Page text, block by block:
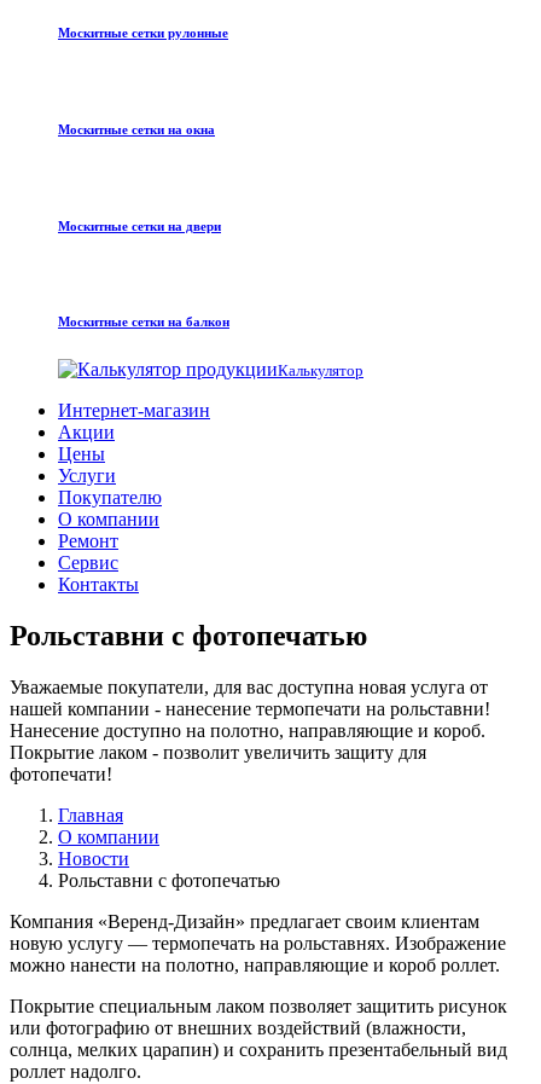
Москитные сетки рулонные
Москитные сетки на окна
Москитные сетки на двери
Москитные сетки на балкон
Калькулятор
Интернет-магазин
Акции
Цены
Услуги
Покупателю
О компании
Ремонт
Сервис
Контакты
Рольставни с фотопечатью
Уважаемые покупатели, для вас доступна новая услуга от
нашей компании - нанесение термопечати на рольставни!
Нанесение доступно на полотно, направляющие и короб.
Покрытие лаком - позволит увеличить защиту для
фотопечати!
Главная
О компании
Новости
Рольставни с фотопечатью
Компания «Веренд-Дизайн» предлагает своим клиентам
новую услугу — термопечать на рольставнях. Изображение
можно нанести на полотно, направляющие и короб роллет.
Покрытие специальным лаком позволяет защитить рисунок
или фотографию от внешних воздействий (влажности,
солнца, мелких царапин) и сохранить презентабельный вид
роллет надолго.